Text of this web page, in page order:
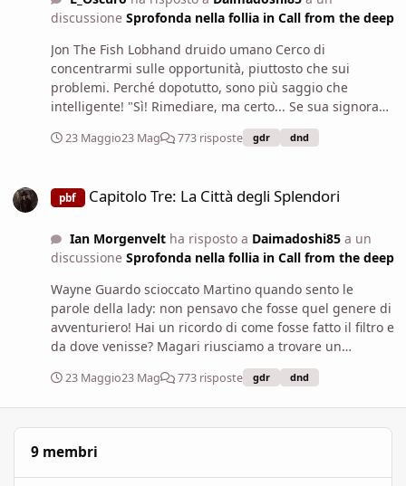
uniti, o se il loro legame era un’illusione. Se la pozione
ha creato un amore che non era reale, aiutateli a
spezzarlo con onore. Se invece, sotto la magia, c’era un
vero sentimento travolto da un difetto, aiutateli a
separare il cuore dalla menzogna. Mini Malory si
affloscia. Laeral Silverhand osserva le vostre reazioni,
scoperto il modo...
discussione Sprofonda nella follia in Call from the deep
Jon The Fish Lobhand druido umano Cerco di
concentrarmi sulle opportunità, piuttosto che sui
problemi. Perché dopotutto, sono più saggio che
intelligente! "Sì! Rimediare, ma certo... Se sua signora
lady... lord... Insomma, se potesse darci la possibilità,
un modo per rimediare, sicuramente lo faremo. Vero
23 Maggio23 Mag 773 risposte gdr dnd
pbf Capitolo Tre: La Città degli Splendori
Ian Morgenveltha risposto a Daimadoshi85a un
discussione Sprofonda nella follia in Call from the deep
Wayne Guardo scioccato Martino quando sento le
parole della lady: non pensavo che fosse quel genere di
avventuriero! Hai un ricordo di come fosse fatto il filtro e
da dove venisse? Magari riusciamo a trovare un
antidoto da dare a Sabrina. E anche a queste due
gemelle, se sono ancora nei dintorni. Concludo,
rabbrividendo all'idea di tre Sabrina a piede libero.
23 Maggio23 Mag 773 risposte gdr dnd
9 membri